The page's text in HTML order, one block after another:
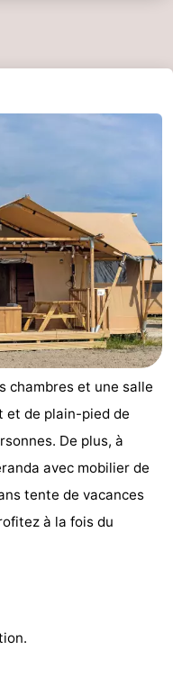
chambres et une salle
et de plain-pied de
De plus, à
avec mobilier de
tente de vacances
à la fois du